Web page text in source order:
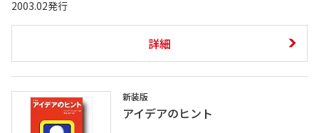
2003.02発行
詳細
新装版
アイデアのヒント